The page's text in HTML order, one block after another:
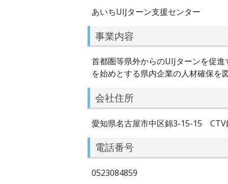
あいちUIJターン支援センター
事業内容
首都圏等県外からのUIJターンを促
を始めとする県内企業の人材確保を
会社住所
愛知県名古屋市中区錦3-15-15 CTV
電話番号
0523084859